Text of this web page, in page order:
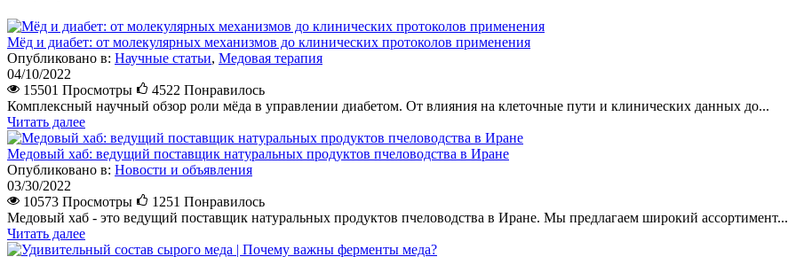
Мёд и диабет: от молекулярных механизмов до клинических протоколов применения
Опубликовано в: Научные статьи, Медовая терапия
04/10/2022
15501 Просмотры
4522 Понравилось
Комплексный научный обзор роли мёда в управлении диабетом. От влияния на клеточные пути и клинических данных до...
Читать далее
Медовый хаб: ведущий поставщик натуральных продуктов пчеловодства в Иране
Опубликовано в: Новости и объявления
03/30/2022
10573 Просмотры
1251 Понравилось
Медовый хаб - это ведущий поставщик натуральных продуктов пчеловодства в Иране. Мы предлагаем широкий ассортимент...
Читать далее